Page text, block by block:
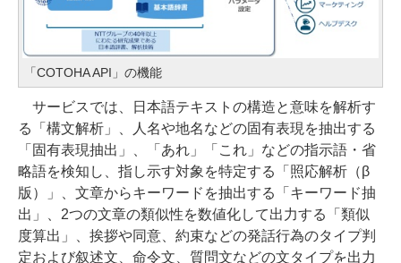
「COTOHA API」の機能
サービスでは、日本語テキストの構造と意味を解析す
る「構文解析」、人名や地名などの固有表現を抽出する
「固有表現抽出」、「あれ」「これ」などの指示語・省
略語を検知し、指し示す対象を特定する「照応解析（β
版）」、文章からキーワードを抽出する「キーワード抽
出」、2つの文章の類似性を数値化して出力する「類似
度算出」、挨拶や同意、約束などの発話行為のタイプ判
定および叙述文、命令文、質問文などの文タイプを出力